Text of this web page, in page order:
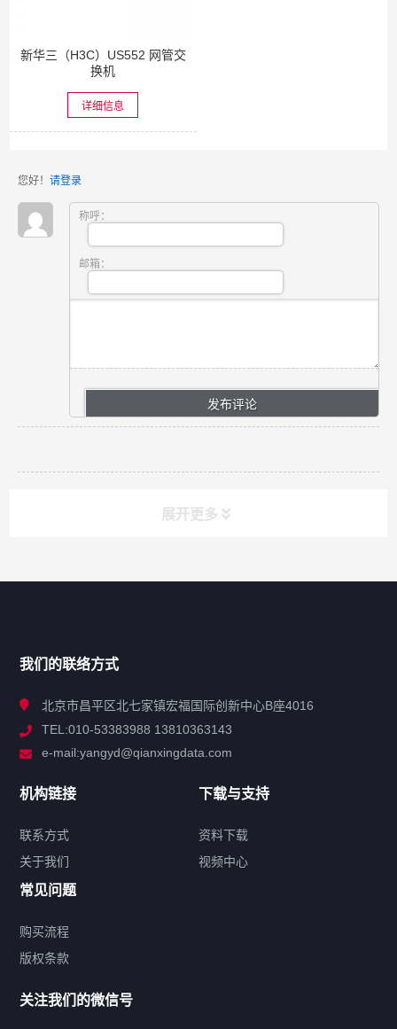
新华三（H3C）US552 网管交
换机
详细信息
您好！ 请登录
称呼：
邮箱：
展开更多
解决方案
联系方式
热门标签
机构链接
我们的联络方式
北京市昌平区北七家镇宏福国际创新中心B座4016
TEL:010-53383988 13810363143
e-mail:yangyd@qianxingdata.com
机构链接
联系方式
关于我们
下载与支持
资料下载
视频中心
常见问题
购买流程
版权条款
关注我们的微信号